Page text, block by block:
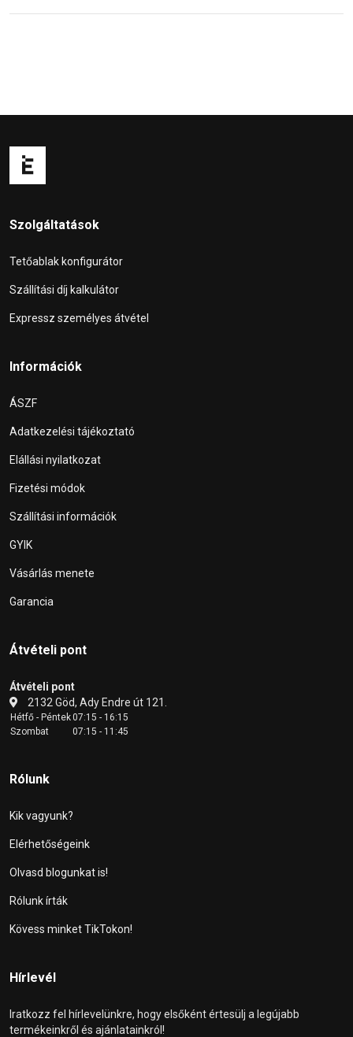
Szolgáltatások
Tetőablak konfigurátor
Szállítási díj kalkulátor
Expressz személyes átvétel
Információk
ÁSZF
Adatkezelési tájékoztató
Elállási nyilatkozat
Fizetési módok
Szállítási információk
GYIK
Vásárlás menete
Garancia
Átvételi pont
Átvételi pont
2132 Göd, Ady Endre út 121.
Hétfő - Péntek07:15 - 16:15
Szombat
07:15 - 11:45
Rólunk
Kik vagyunk?
Elérhetőségeink
Olvasd blogunkat is!
Rólunk írták
Kövess minket TikTokon!
Hírlevél
Iratkozz fel hírlevelünkre, hogy elsőként értesülj a legújabb
termékeinkről és ajánlatainkról!